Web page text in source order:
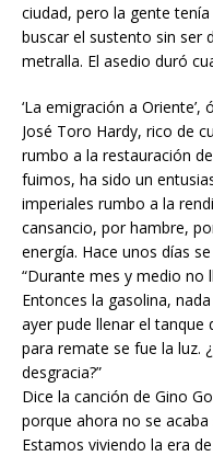
ciudad, pero la gente
buscar el sustento sin ser
metralla. El asedio duró
‘La emigración a
José Toro Hardy, rico de
rumbo a la restauración
fuimos, ha sido un
imperiales rumbo a la
cansancio, por hambre,
energía. Hace unos días
“Durante mes y medio no
Entonces la gasolina,
ayer pude llenar el tanque
para remate se fue la luz.
desgracia?”
Dice la canción de Gino
porque ahora no se
Estamos viviendo la era